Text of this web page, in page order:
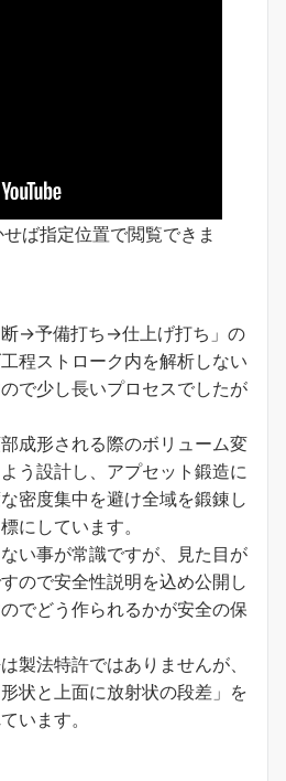
ば指定位置で閲覧できま
→予備打ち→仕上げ打ち」の
程ストローク内を解析しない
で少し長いプロセスでしたが
成形される際のボリューム変
う設計し、アプセット鍛造に
密度集中を避け全域を鍛錬し
にしています。
い事が常識ですが、見た目が
ので安全性説明を込め公開し
でどう作られるかが安全の保
製法特許ではありませんが、
状と上面に放射状の段差」を
います。